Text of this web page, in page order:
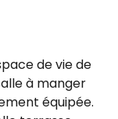
de vie de
à manger
équipée.